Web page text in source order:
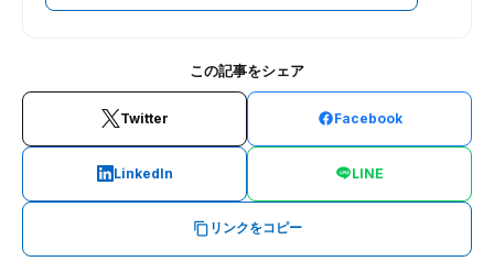
この記事をシェア
Twitter Facebook
LinkedIn LINE
リンクをコピー